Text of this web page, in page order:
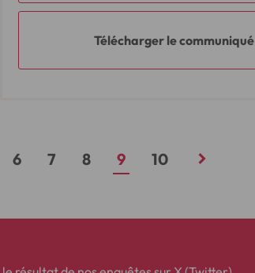
Télécharger le communiqué
6 7 8 9 10